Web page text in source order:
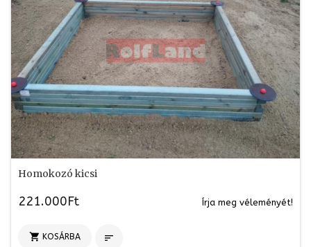
Homokozó kicsi
221.000Ft Írja meg véleményét!
 KOSÁRBA 